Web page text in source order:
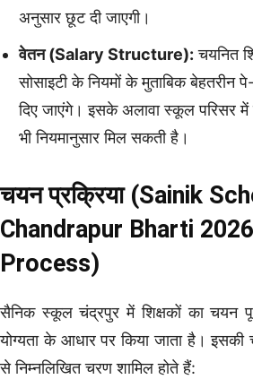
अनुसार छूट दी जाएगी।
वेतन (Salary Structure): चयनित
सोसाइटी के नियमों के मुताबिक
दिए जाएंगे। इसके अलावा स्कूल परिसर
भी नियमानुसार मिल सकती है।
चयन प्रक्रिया (Sainik
Chandrapur Bharti
Process)
सैनिक स्कूल चंद्रपुर में शिक्षकों का चयन
योग्यता के आधार पर किया जाता है।
से निम्नलिखित चरण शामिल होते हैं: